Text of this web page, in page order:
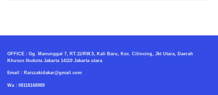
OFFICE : Gg. Manunggal 7, RT.11/RW.5, Kali Baru, Kec. Cilincing, Jkt Utara, Daerah
Khusus Ibukota Jakarta 14110 Jakarta utara
Email : Raiszakidakar@gmail.com
Wa : 08118168989